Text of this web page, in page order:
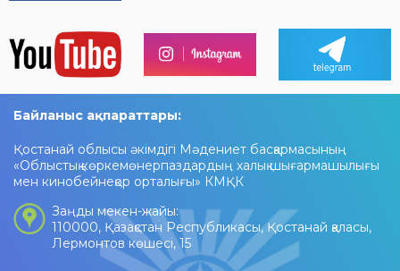
Байланыс ақпараттары:
Қостанай облысы әкімдігі Мәдениет басқармасының
«Облыстық көркемөнерпаздардың халық шығармашылығы
мен кинобейнеқор орталығы» КМҚК
Заңды мекен-жайы:
110000, Қазақстан Республикасы, Қостанай қаласы,
Лермонтов көшесі, 15